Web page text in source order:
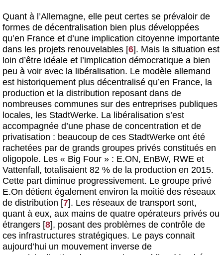
Quant à l’Allemagne, elle peut certes se prévaloir de
formes de décentralisation bien plus développées
qu’en France et d’une implication citoyenne importante
dans les projets renouvelables [6]. Mais la situation est
loin d’être idéale et l’implication démocratique a bien
peu à voir avec la libéralisation. Le modèle allemand
est historiquement plus décentralisé qu’en France, la
production et la distribution reposant dans de
nombreuses communes sur des entreprises publiques
locales, les StadtWerke. La libéralisation s’est
accompagnée d’une phase de concentration et de
privatisation : beaucoup de ces StadtWerke ont été
rachetées par de grands groupes privés constitués en
oligopole. Les « Big Four » : E.ON, EnBW, RWE et
Vattenfall, totalisaient 82 % de la production en 2015.
Cette part diminue progressivement. Le groupe privé
E.On détient également environ la moitié des réseaux
de distribution [7]. Les réseaux de transport sont,
quant à eux, aux mains de quatre opérateurs privés ou
étrangers [8], posant des problèmes de contrôle de
ces infrastructures stratégiques. Le pays connait
aujourd’hui un mouvement inverse de